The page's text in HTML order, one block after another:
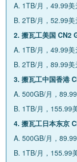
A. 1TB/月，49.99美
B. 2TB/月，52.99美
2. 搬瓦工美国 CN2
A. 1TB/月，49.99美
B. 2TB/月，89.99美
3. 搬瓦工中国香港
A. 500GB/月，
B. 1TB/月，155.99
4. 搬瓦工日本东京
A. 500GB/月，
B. 1TB/月，155.99